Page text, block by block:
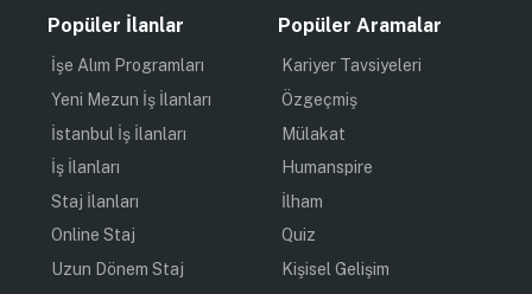
Popüler İlanlar
İşe Alım Programları
Yeni Mezun İş İlanları
İstanbul İş İlanları
İş İlanları
Staj İlanları
Online Staj
Uzun Dönem Staj
Popüler Aramalar
Kariyer Tavsiyeleri
Özgeçmiş
Mülakat
Humanspire
İlham
Quiz
Kişisel Gelişim